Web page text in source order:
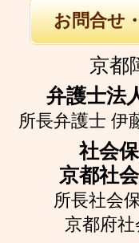
お問合せ
京都
弁護士法
所長弁護士 伊
社会
京都社
所長社会
京都府